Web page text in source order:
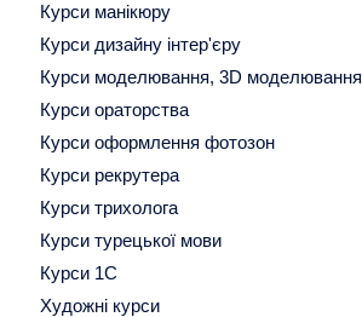
Курси манікюру
Курси дизайну інтер'єру
Курси моделювання, 3D моделювання
Курси ораторства
Курси оформлення фотозон
Курси рекрутера
Курси трихолога
Курси турецької мови
Курси 1С
Художні курси